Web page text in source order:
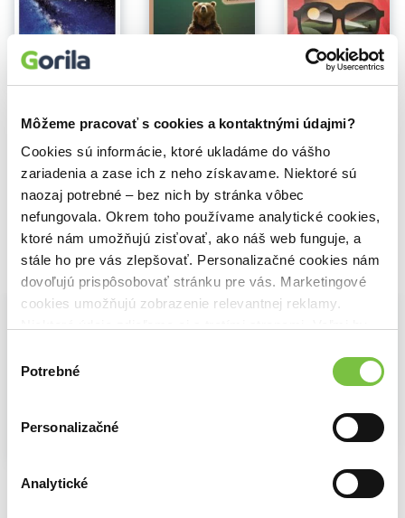
Môžeme pracovať s cookies a kontaktnými údajmi?
Cookies sú informácie, ktoré ukladáme do vášho
zariadenia a zase ich z neho získavame. Niektoré sú
naozaj potrebné – bez nich by stránka vôbec
nefungovala. Okrem toho používame analytické cookies,
ktoré nám umožňujú zisťovať, ako náš web funguje, a
stále ho pre vás zlepšovať. Personalizačné cookies nám
dovoľujú prispôsobovať stránku pre vás. Marketingové
cookies umožňujú zobrazenie relevantnej reklamy.
cookies.
súhlasu
Potrebné
Personalizačné
Analytické
Na sklade
15,70€
Na sklade
24,00€
Na sklade
24,99€
Vybrané pre teba
Sto pod nulou
Samo Marec
Na sklade
Hector
Peter Derňár Jakub Filipko
18,10€